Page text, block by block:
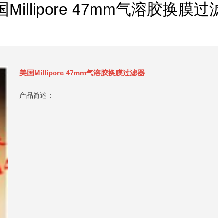
Millipore 47mm气溶胶换膜过
美国Millipore 47mm气溶胶换膜过滤器
产品简述：